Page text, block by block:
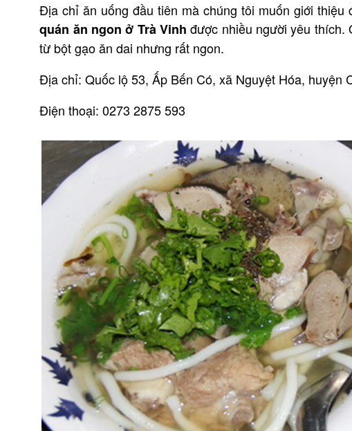
Địa chỉ ăn uống đầu tiên mà chúng tôi muốn giới
quán ăn ngon ở Trà Vinh được nhiều người yêu thích.
từ bột gạo ăn dai nhưng rất ngon.
Địa chỉ: Quốc lộ 53, Ấp Bến Có, xã Nguyệt Hóa, huyện
Điện thoại: 0273 2875 593